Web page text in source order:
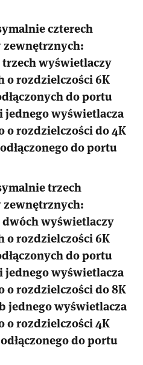
czterech
wyświetlaczy
o rozdzielczości 6K
do portu
wyświetlacza
o rozdzielczości do 4K
do portu
trzech
wyświetlaczy
o rozdzielczości 6K
do portu
wyświetlacza
o rozdzielczości do 8K
jednego wyświetlacza
o rozdzielczości 4K
do portu